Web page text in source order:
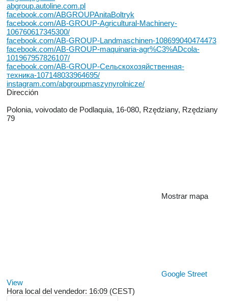
abgroup.autoline.com.pl
facebook.com/ABGROUPAnitaBoltryk
facebook.com/AB-GROUP-Agricultural-Machinery-
106760617345300/
facebook.com/AB-GROUP-Landmaschinen-108699040474473
facebook.com/AB-GROUP-maquinaria-agr%C3%ADcola-
101967957826107/
facebook.com/AB-GROUP-Сельскохозяйственная-
техника-107148033964695/
instagram.com/abgroupmaszynyrolnicze/
Dirección
Polonia, voivodato de Podlaquia, 16-080, Rzędziany, Rzędziany
79
Mostrar mapa
Google Street
View
Hora local del vendedor: 16:09 (CEST)